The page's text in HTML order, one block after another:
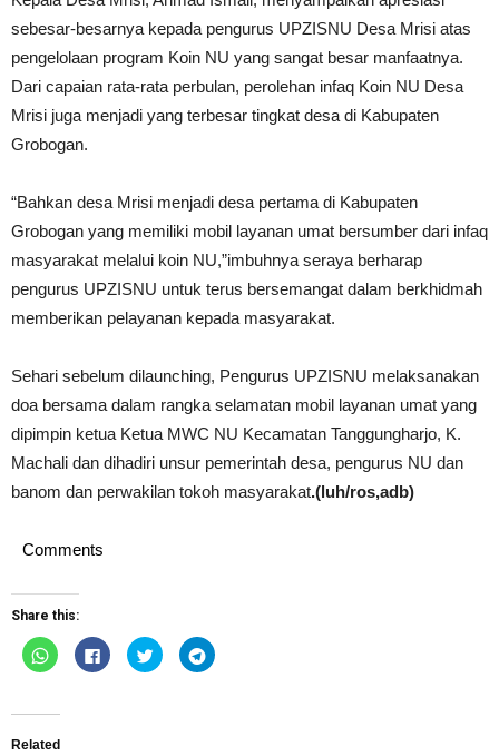
sebesar-besarnya kepada pengurus UPZISNU Desa Mrisi atas
pengelolaan program Koin NU yang sangat besar manfaatnya.
Dari capaian rata-rata perbulan, perolehan infaq Koin NU Desa
Mrisi juga menjadi yang terbesar tingkat desa di Kabupaten
Grobogan.
“Bahkan desa Mrisi menjadi desa pertama di Kabupaten
Grobogan yang memiliki mobil layanan umat bersumber dari infaq
masyarakat melalui koin NU,”imbuhnya seraya berharap
pengurus UPZISNU untuk terus bersemangat dalam berkhidmah
memberikan pelayanan kepada masyarakat.
Sehari sebelum dilaunching, Pengurus UPZISNU melaksanakan
doa bersama dalam rangka selamatan mobil layanan umat yang
dipimpin ketua Ketua MWC NU Kecamatan Tanggungharjo, K.
Machali dan dihadiri unsur pemerintah desa, pengurus NU dan
banom dan perwakilan tokoh masyarakat.(luh/ros,adb)
Comments
Share this:
Click
to
share
(Opens
new
Click
to
share
Click
to
share
Click
to
Related